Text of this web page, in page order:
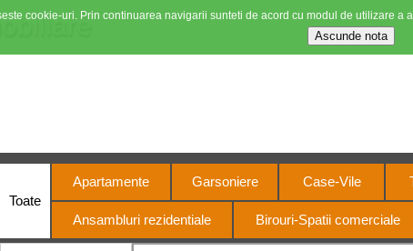
Stiri
Toate
Apartamente Garsoniere Case-Vile
Ansambluri rezidentiale Birouri-Spatii comerciale
cookie-uri. Prin continuarea navigarii sunteti de acord cu modul de utilizare a